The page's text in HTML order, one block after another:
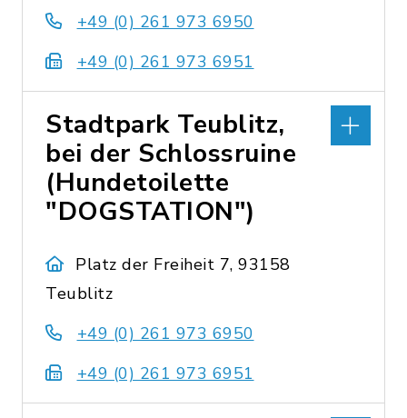
+49 (0) 261 973 6950
+49 (0) 261 973 6951
Stadtpark Teublitz,
bei der Schlossruine
(Hundetoilette
"DOGSTATION")
Platz der Freiheit 7, 93158
Teublitz
+49 (0) 261 973 6950
+49 (0) 261 973 6951